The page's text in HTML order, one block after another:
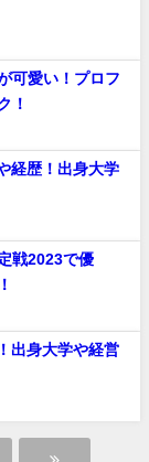
可愛い！プロフ
！
経歴！出身大学
戦2023で優
出身大学や経営